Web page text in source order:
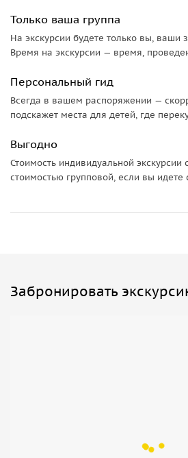
только наслаждаться каждой
Тадж-Махалом, вкусом пряностей
музыкой улиц и теплом
Этот тур создан для тех, кто хочет
Индию — без спешки, с комфортом
деталям. Идеален для туристов из
пар. После этого путешествия
— она навсегда останется в сердце.
Только ваша группа
На экскурсии будете только вы, ваши
Время на экскурсии — время,
Персональный гид
Всегда в вашем распоряжении —
подскажет места для детей, где
Выгодно
Стоимость индивидуальной экскурсии
стоимостью групповой, если вы идете
Забронировать